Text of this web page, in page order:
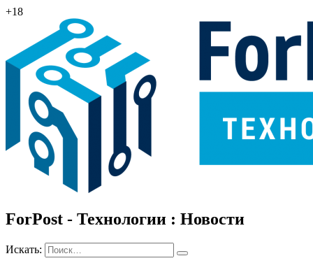
+18
ForPost - Технологии : Новости
Искать: